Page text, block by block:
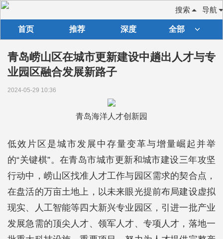
导航
搜索
首页 推荐 深度 全部
青岛崂山区在城市更新建设中趟出人才与专
业园区融合发展新路子
2024-05-29 10:36
青岛海洋人才创新园
低效片区是城市发展中存量变革与增量崛起并举
的“关键棋”。在青岛市城市更新和城市建设三年攻坚
行动中，崂山区找准人才工作与园区需求的契合点，
在盘活的万亩土地上，以未来眼光提前布局建设虚拟
现实、人工智能等四大新兴专业园区，引进一批产业
发展急需的顶尖人才、领军人才、专项人才，落地一